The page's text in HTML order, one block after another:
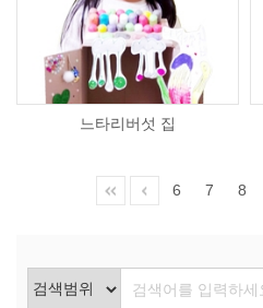
느타리버섯 집
6 7 8